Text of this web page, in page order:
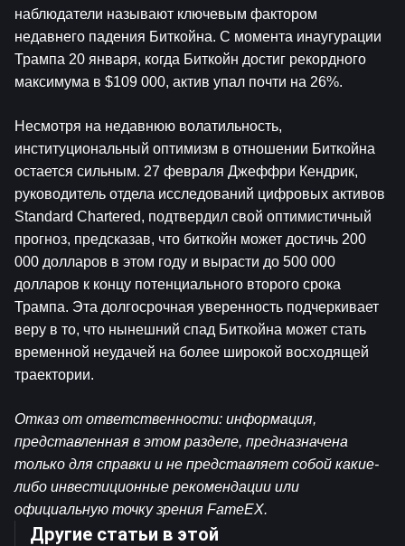
наблюдатели называют ключевым фактором
недавнего падения Биткойна. С момента инаугурации
Трампа 20 января, когда Биткойн достиг рекордного
максимума в $109 000, актив упал почти на 26%.
Несмотря на недавнюю волатильность,
институциональный оптимизм в отношении Биткойна
остается сильным. 27 февраля Джеффри Кендрик,
руководитель отдела исследований цифровых активов
Standard Chartered, подтвердил свой оптимистичный
прогноз, предсказав, что биткойн может достичь 200
000 долларов в этом году и вырасти до 500 000
долларов к концу потенциального второго срока
Трампа. Эта долгосрочная уверенность подчеркивает
веру в то, что нынешний спад Биткойна может стать
временной неудачей на более широкой восходящей
траектории.
Отказ от ответственности: информация,
представленная в этом разделе, предназначена
только для справки и не представляет собой какие-
либо инвестиционные рекомендации или
официальную точку зрения FameEX.
Другие статьи в этой